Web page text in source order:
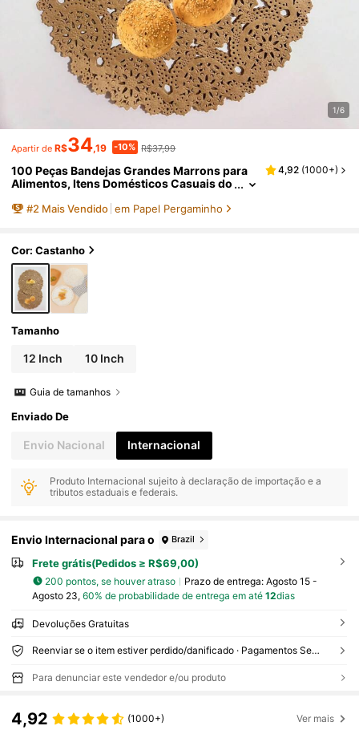
1/6
Apartir de R$34,19 -10% R$37,99
100 Peças Bandejas Grandes Marrons para
Alimentos, Itens Domésticos Casuais do
4,92 (1000+)
#2 Mais Vendido em Papel Pergaminho
Cor: Castanho
Tamanho
12 Inch 10 Inch
Guia de tamanhos
Enviado De
Envio Nacional Internacional
Produto Internacional sujeito à declaração de importação e a
tributos estaduais e federais.
Envio Internacional para o Brazil
Frete grátis(Pedidos ≥ R$69,00)
200 pontos, se houver atraso Prazo de entrega: Agosto 15 -
Agosto 23, 60% de probabilidade de entrega em até 12dias
Devoluções Gratuitas
Reenviar se o item estiver perdido/danificado · Pagamentos Seguros · Proteção de privacidade
Para denunciar este vendedor e/ou produto
4,92 (1000+) Ver mais